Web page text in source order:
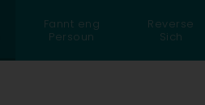
Fannt eng
Persoun
Reverse
Sich